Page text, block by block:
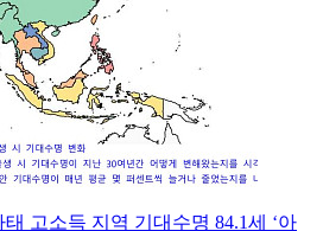
태 고소득 지역 기대수명 84.1세 ‘아